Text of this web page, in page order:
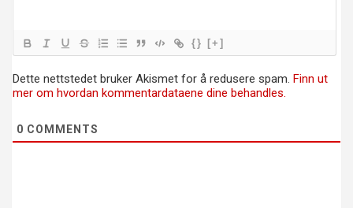
{} [+]
Dette nettstedet bruker Akismet for å redusere spam. Finn ut
mer om hvordan kommentardataene dine behandles.
0 COMMENTS